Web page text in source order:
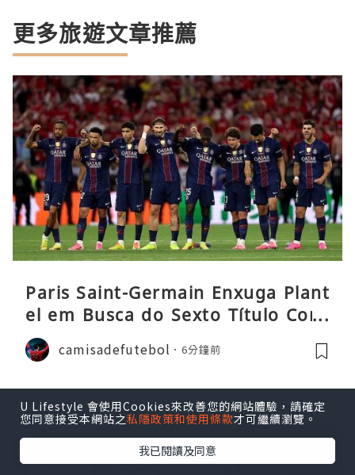
更多旅遊文章推薦
Paris Saint-Germain Enxuga Plant
el em Busca do Sexto Título Cons
ecutivo da Liga
camisadefutebol 6分鐘前
U Lifestyle 會使用Cookies來改善您的網站體驗，請確定
您同意接受本網站之私隱政策和使用條款才可繼續瀏覽。
我已閱讀及同意